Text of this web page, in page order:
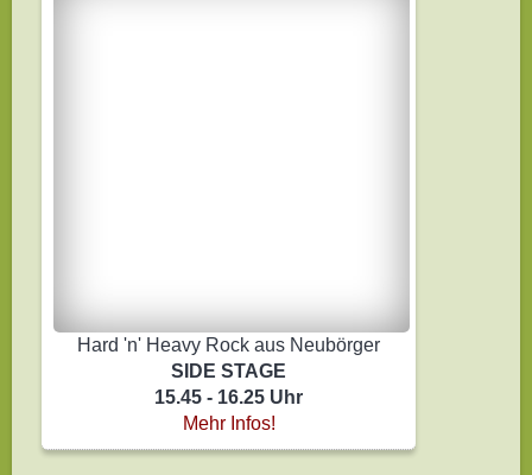
Hard 'n' Heavy Rock aus Neubörger
SIDE STAGE
15.45 - 16.25 Uhr
Mehr Infos!